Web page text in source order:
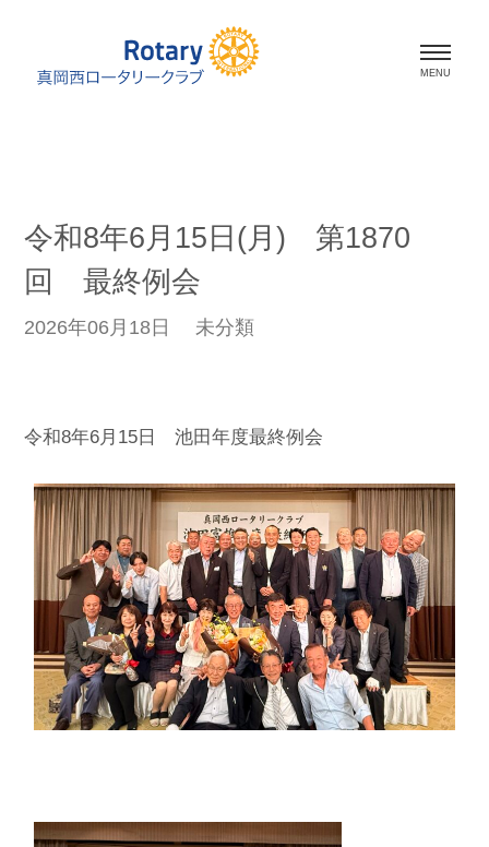
令和8年6月15日(月) 第1870
回 最終例会
2026年06月18日 未分類
令和8年6月15日 池田年度最終例会
会員紹介
資料室
お問合せ
HOME
国際ロータリー第2550地区（栃木
県）